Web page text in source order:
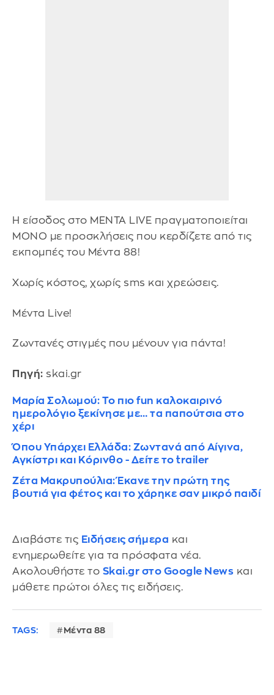
Η είσοδος στο ΜΕΝΤΑ LIVE πραγματοποιείται
ΜΟΝΟ με προσκλήσεις που κερδίζετε από τις
εκπομπές του Μέντα 88!
Χωρίς κόστος, χωρίς sms και χρεώσεις.
Μέντα Live!
Ζωντανές στιγμές που μένουν για πάντα!
Πηγή: skai.gr
Μαρία Σολωμού: Το πιο fun καλοκαιρινό
ημερολόγιο ξεκίνησε με… τα παπούτσια στο
χέρι
Όπου Υπάρχει Ελλάδα: Ζωντανά από Αίγινα,
Αγκίστρι και Κόρινθο - Δείτε το trailer
Ζέτα Μακρυπούλια: Έκανε την πρώτη της
βουτιά για φέτος και το χάρηκε σαν μικρό παιδί
Διαβάστε τις Ειδήσεις σήμερα και
ενημερωθείτε για τα πρόσφατα νέα.
Ακολουθήστε το Skai.gr στο Google News και
μάθετε πρώτοι όλες τις ειδήσεις.
TAGS: Μέντα 88